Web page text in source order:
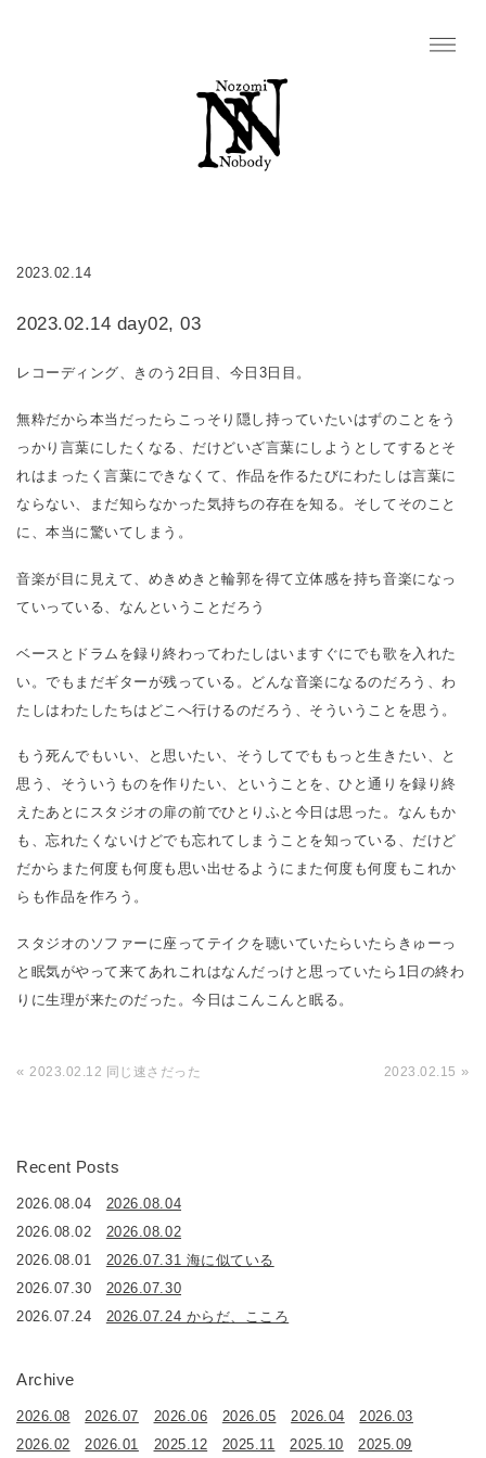
2023.02.14
2023.02.14 day02, 03
レコーディング、きのう2日目、今日3日目。
無粋だから本当だったらこっそり隠し持っていたいはずのことをう
っかり言葉にしたくなる、だけどいざ言葉にしようとしてするとそ
れはまったく言葉にできなくて、作品を作るたびにわたしは言葉に
ならない、まだ知らなかった気持ちの存在を知る。そしてそのこと
に、本当に驚いてしまう。
音楽が目に見えて、めきめきと輪郭を得て立体感を持ち音楽になっ
ていっている、なんということだろう
ベースとドラムを録り終わってわたしはいますぐにでも歌を入れた
い。でもまだギターが残っている。どんな音楽になるのだろう、わ
たしはわたしたちはどこへ行けるのだろう、そういうことを思う。
もう死んでもいい、と思いたい、そうしてでももっと生きたい、と
思う、そういうものを作りたい、ということを、ひと通りを録り終
えたあとにスタジオの扉の前でひとりふと今日は思った。なんもか
も、忘れたくないけどでも忘れてしまうことを知っている、だけど
だからまた何度も何度も思い出せるようにまた何度も何度もこれか
らも作品を作ろう。
スタジオのソファーに座ってテイクを聴いていたらいたらきゅーっ
と眠気がやって来てあれこれはなんだっけと思っていたら1日の終わ
りに生理が来たのだった。今日はこんこんと眠る。
«2023.02.12 同じ速さだった 2023.02.15 »
Recent Posts
2026.08.04
2026.08.04
2026.08.02
2026.08.02
2026.08.01
2026.07.31 海に似ている
2026.07.30
2026.07.30
2026.07.24
2026.07.24 からだ、こころ
Archive
2026.08 2026.07 2026.06 2026.05 2026.04
2026.03
2026.02
2026.01 2025.12 2025.11 2025.10 2025.09